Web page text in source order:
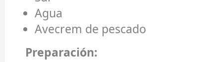
Agua
Avecrem de pescado
Preparación: